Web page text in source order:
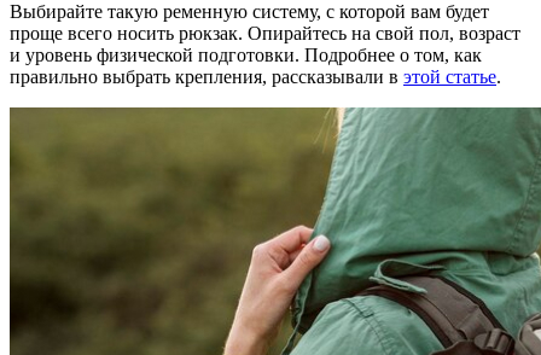
Выбирайте такую ременную систему, с которой вам будет
проще всего носить рюкзак. Опирайтесь на свой пол, возраст
и уровень физической подготовки. Подробнее о том, как
правильно выбрать крепления, рассказывали в этой статье.